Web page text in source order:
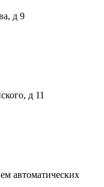
д 9
д 11
автоматических